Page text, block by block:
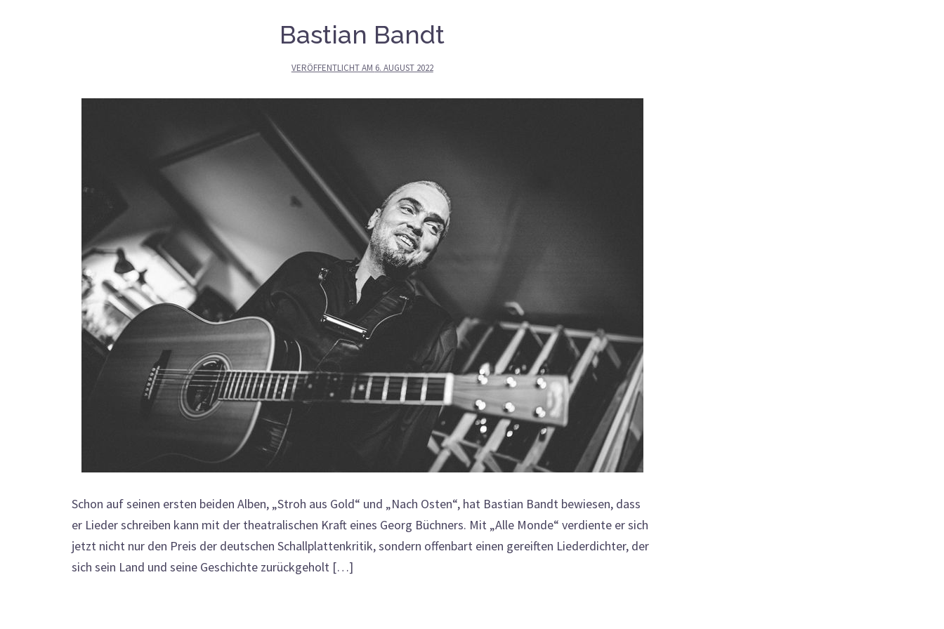
Bastian Bandt
VERÖFFENTLICHT AM 6. AUGUST 2022
Schon auf seinen ersten beiden Alben, „Stroh aus Gold“ und „Nach Osten“, hat Bastian Bandt bewiesen, dass
er Lieder schreiben kann mit der theatralischen Kraft eines Georg Büchners. Mit „Alle Monde“ verdiente er sich
jetzt nicht nur den Preis der deutschen Schallplattenkritik, sondern offenbart einen gereiften Liederdichter, der
sich sein Land und seine Geschichte zurückgeholt […]